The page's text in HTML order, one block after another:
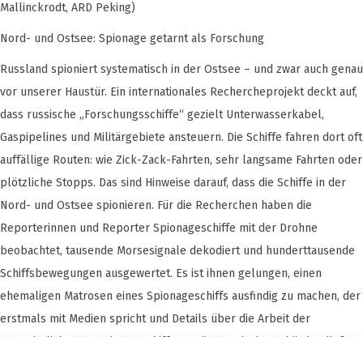
Mallinckrodt, ARD Peking)
Nord- und Ostsee: Spionage getarnt als Forschung
Russland spioniert systematisch in der Ostsee – und zwar auch genau
vor unserer Haustür. Ein internationales Rechercheprojekt deckt auf,
dass russische „Forschungsschiffe“ gezielt Unterwasserkabel,
Gaspipelines und Militärgebiete ansteuern. Die Schiffe fahren dort oft
auffällige Routen: wie Zick-Zack-Fahrten, sehr langsame Fahrten oder
plötzliche Stopps. Das sind Hinweise darauf, dass die Schiffe in der
Nord- und Ostsee spionieren. Für die Recherchen haben die
Reporterinnen und Reporter Spionageschiffe mit der Drohne
beobachtet, tausende Morsesignale dekodiert und hunderttausende
Schiffsbewegungen ausgewertet. Es ist ihnen gelungen, einen
ehemaligen Matrosen eines Spionageschiffs ausfindig zu machen, der
erstmals mit Medien spricht und Details über die Arbeit der